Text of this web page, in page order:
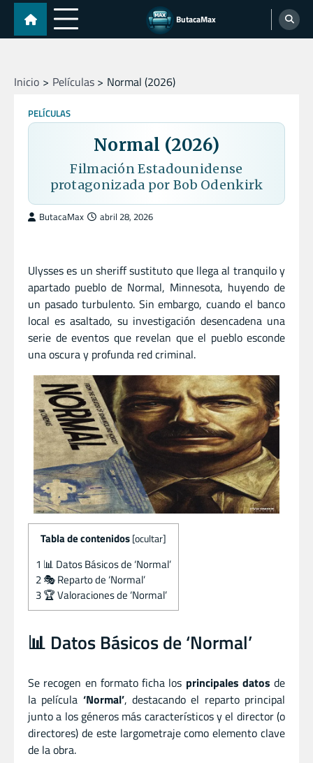
Skip
content
ButacaMax
Inicio Películas Normal (2026)
PELÍCULAS
Normal (2026)
Filmación Estadounidense
protagonizada por Bob Odenkirk
ButacaMax abril 28, 2026
Ulysses es un sheriff sustituto que llega al tranquilo y
apartado pueblo de Normal, Minnesota, huyendo de
un pasado turbulento. Sin embargo, cuando el banco
local es asaltado, su investigación desencadena una
serie de eventos que revelan que el pueblo esconde
una oscura y profunda red criminal.
Tabla de contenidos [ocultar]
1 📊 Datos Básicos de ‘Normal’
2🎭 Reparto de ‘Normal’
3🏆 Valoraciones de ‘Normal’
📊 Datos Básicos de ‘Normal’
Se recogen en formato ficha los principales datos de
la película ‘Normal’, destacando el reparto principal
junto a los géneros más característicos y el director (o
directores) de este largometraje como elemento clave
de la obra.